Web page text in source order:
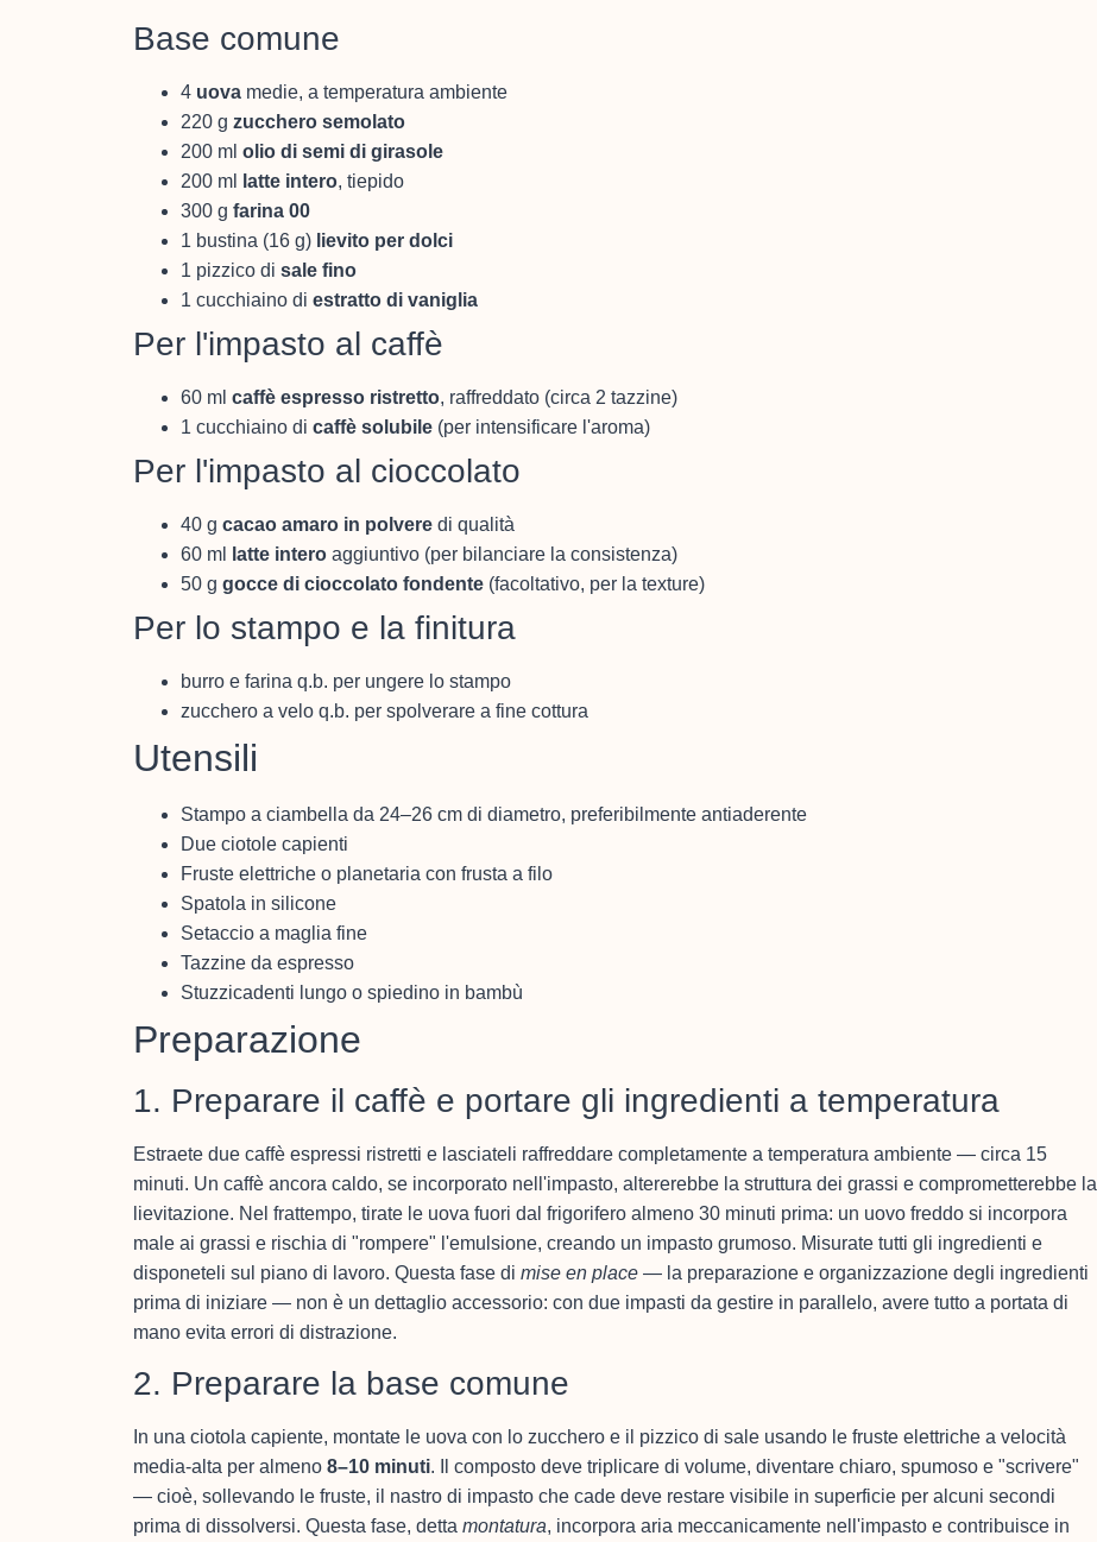
Base comune
4 uova medie, a temperatura ambiente
220 g zucchero semolato
200 ml olio di semi di girasole
200 ml
latte intero, tiepido
300 g farina 00
1 bustina (16 g) lievito per dolci
1 pizzico di sale fino
1 cucchiaino di estratto di vaniglia
Per l'impasto al caffè
60 ml caffè espresso ristretto, raffreddato (circa 2 tazzine)
1 cucchiaino di caffè solubile (per intensificare l'aroma)
Per l'impasto al cioccolato
40 g cacao amaro in polvere di qualità
60 ml
latte intero aggiuntivo (per bilanciare la consistenza)
50 g gocce di cioccolato fondente (facoltativo, per la texture)
Per lo stampo e la finitura
burro e farina q.b. per ungere lo stampo
zucchero a velo q.b. per spolverare a fine cottura
Utensili
Stampo a ciambella da 24–26 cm di diametro, preferibilmente antiaderente
Due ciotole capienti
Fruste elettriche o planetaria con frusta a filo
Spatola in silicone
Setaccio a maglia fine
Tazzine da espresso
Stuzzicadenti lungo o spiedino in bambù
Preparazione
1. Preparare il caffè e portare gli ingredienti a temperatura
Estraete due caffè espressi ristretti e lasciateli raffreddare completamente a temperatura ambiente — circa 15
minuti. Un caffè ancora caldo, se incorporato nell'impasto, altererebbe la struttura dei grassi e comprometterebbe la
lievitazione. Nel frattempo, tirate le uova fuori dal frigorifero almeno 30 minuti prima: un uovo freddo si incorpora
male ai grassi e rischia di "rompere" l'emulsione, creando un impasto grumoso. Misurate tutti gli ingredienti e
disponeteli sul piano di lavoro. Questa fase di mise en place — la preparazione e organizzazione degli ingredienti
prima di iniziare — non è un dettaglio accessorio: con due impasti da gestire in parallelo, avere tutto a portata di
mano evita errori di distrazione.
2. Preparare la base comune
In una ciotola capiente, montate le uova con lo zucchero e il pizzico di sale usando le fruste elettriche a velocità
media-alta per almeno 8–10 minuti. Il composto deve triplicare di volume, diventare chiaro, spumoso e "scrivere"
— cioè, sollevando le fruste, il nastro di impasto che cade deve restare visibile in superficie per alcuni secondi
prima di dissolversi. Questa fase, detta montatura, incorpora aria meccanicamente nell'impasto e contribuisce in